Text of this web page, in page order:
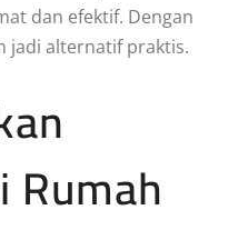
dan efektif. Dengan
jadi alternatif praktis.
Rumah